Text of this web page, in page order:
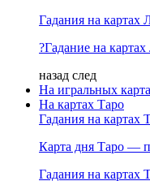
Гадания на картах
?Гадание на
назад след
На игральных
На картах Таро
Гадания на картах
Карта дня Таро —
Гадания на картах